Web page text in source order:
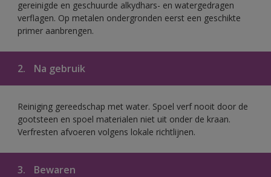
gereinigde en geschuurde alkydhars- en watergedragen
verflagen. Op metalen ondergronden eerst een geschikte
primer aanbrengen.
2. Na gebruik
Reiniging gereedschap met water. Spoel verf nooit door de
gootsteen en spoel materialen niet uit onder de kraan.
Verfresten afvoeren volgens lokale richtlijnen.
3. Bewaren